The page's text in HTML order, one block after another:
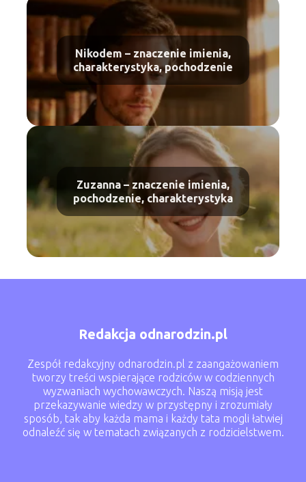
Nikodem – znaczenie imienia,
charakterystyka, pochodzenie
Zuzanna – znaczenie imienia,
pochodzenie, charakterystyka
Redakcja odnarodzin.pl
Zespół redakcyjny odnarodzin.pl z zaangażowaniem
tworzy treści wspierające rodziców w codziennych
wyzwaniach wychowawczych. Naszą misją jest
przekazywanie wiedzy w przystępny i zrozumiały
sposób, tak aby każda mama i każdy tata mogli łatwiej
odnaleźć się w tematach związanych z rodzicielstwem.